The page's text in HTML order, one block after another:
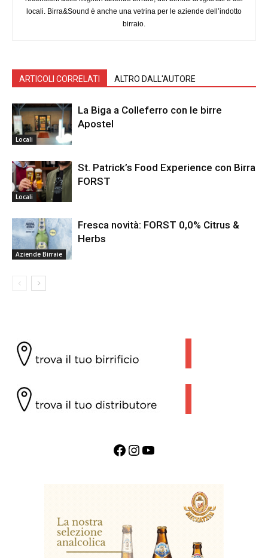
locali. Birra&Sound è anche una vetrina per le aziende dell’indotto
birraio.
ARTICOLI CORRELATI ALTRO DALL'AUTORE
Locali
La Biga a Colleferro con le birre
Apostel
Locali
St. Patrick’s Food Experience con Birra
FORST
Aziende Birraie
Fresca novità: FORST 0,0% Citrus &
Herbs
Facebook InstagramYouTube